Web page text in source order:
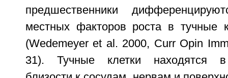
предшественники
местных факторов роста в тучные
(Wedemeyer et al. 2000, Curr Opin
31). Тучные клетки находятся в